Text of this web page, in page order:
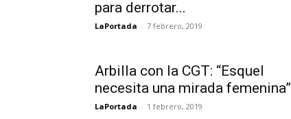
para derrotar...
LaPortada - 7 febrero, 2019
Arbilla con la CGT: “Esquel
necesita una mirada femenina”
LaPortada - 1 febrero, 2019